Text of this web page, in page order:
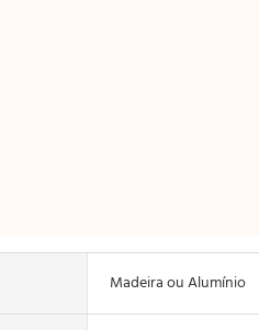
Madeira ou Alumínio